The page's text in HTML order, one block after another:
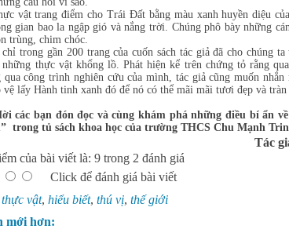
điểm cho Trái Đất bằng màu xanh huyền diệu của
gian bao la ngập gió và nắng trời. Chúng phô bày những
trùng, chim chóc.
trong gần 200 trang của cuốn sách tác giả đã cho chúng
những thực vật khổng lồ. Phát hiện kể trên chứng tỏ rằng
qua công trình nghiên cứu của mình, tác giả cũng muốn
vệ lấy Hành tinh xanh đó để nó có thể mãi mãi tươi đẹp và tràn
các bạn đón đọc và cùng khám phá những điều bí ẩn
trong tủ sách khoa học của trường THCS Chu Mạnh
Tác
của bài viết là: 9 trong 2 đánh giá
Click để đánh giá bài viết
thực vật, hiểu biết, thú vị, thế giới
mới hơn: